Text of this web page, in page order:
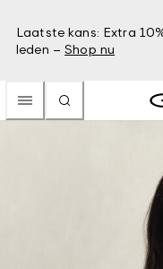
Laatste kans: Extra
leden – Shop nu